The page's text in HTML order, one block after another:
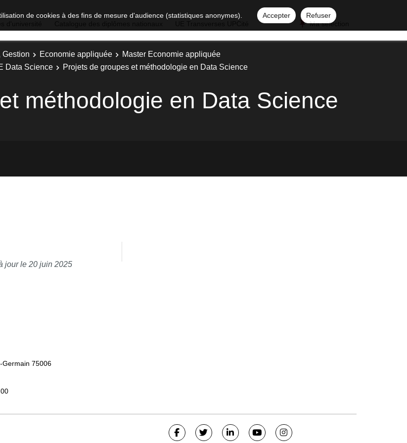
de cookies à des fins de mesure d'audience (statistiques anonymes). Accepter
Refuser
Ma sélection
Gestion Economie appliquée
Master Economie appliquée
Data Science Projets de groupes et méthodologie en Data Science
méthodologie en Data Science
jour le 20 juin 2025
Germain 75006